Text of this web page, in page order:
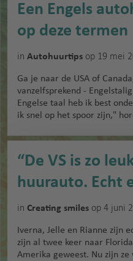
Een Engels
op deze termen
in Autohuurtips op 19 mei
Ga je naar de USA of
vanzelfsprekend -
Engelse taal heb ik best
ik snel op het spoor zijn,"
“De VS is zo
huurauto. Echt
in Creating smiles op 4 juni
Iverna, Jelle en Rianne zijn
zijn al twee keer naar
Amerika geweest. Nu zijn